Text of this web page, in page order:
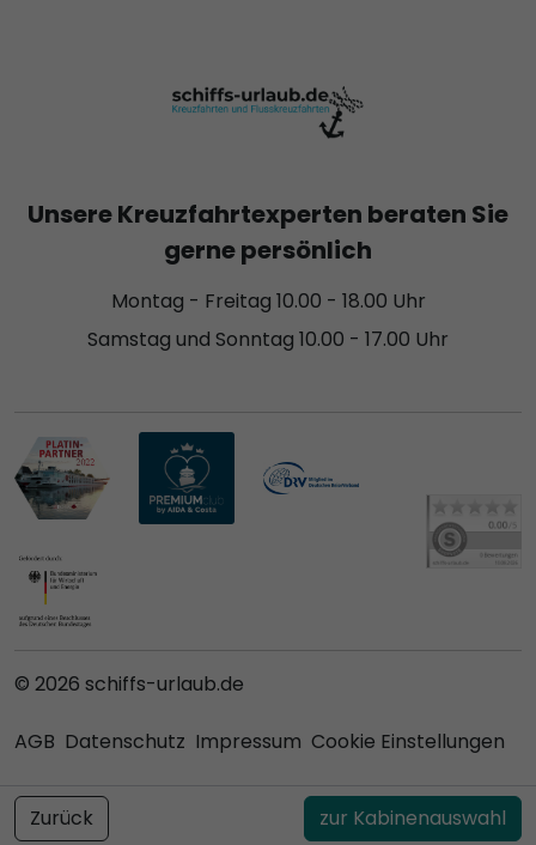
Zurück zur Kabinenauswahl
Unsere Kreuzfahrtexperten beraten Sie
gerne persönlich
Montag - Freitag 10.00 - 18.00 Uhr
Samstag und Sonntag 10.00 - 17.00 Uhr
© 2026 schiffs-urlaub.de
AGB Datenschutz Impressum Cookie Einstellungen